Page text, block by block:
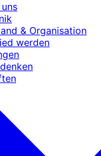
& Organisation
werden